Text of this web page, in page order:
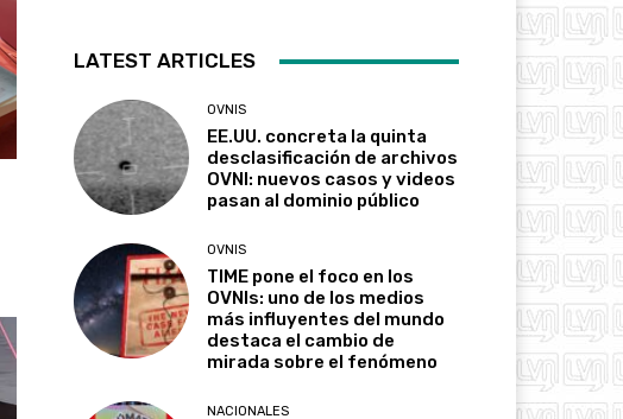
LATEST ARTICLES
OVNIS
EE.UU. concreta la quinta
desclasificación de archivos
OVNI: nuevos casos y videos
pasan al dominio público
OVNIS
TIME pone el foco en los
OVNIs: uno de los medios
más influyentes del mundo
destaca el cambio de
mirada sobre el fenómeno
NACIONALES